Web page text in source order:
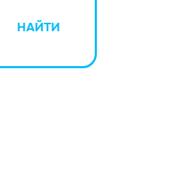
НАЙТИ